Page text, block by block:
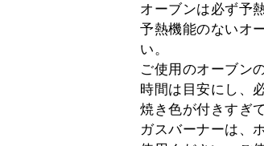
オーブンは必ず予
予熱機能のないオ
い。
ご使用のオーブン
時間は目安にし、
焼き色が付きすぎ
ガスバーナーは、